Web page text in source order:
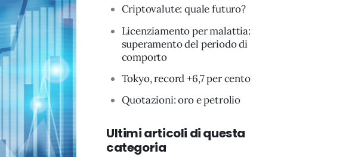
Criptovalute: quale futuro?
Licenziamento per malattia:
superamento del periodo di
comporto
Tokyo, record +6,7 per cento
Quotazioni: oro e petrolio
Ultimi articoli di questa
categoria